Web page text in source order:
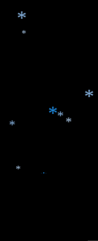
*
*
*
*
* *
*
*
*